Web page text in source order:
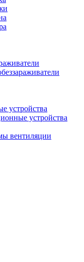
устройства
устройства
вентиляции